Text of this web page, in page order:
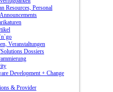
Resources, Personal
Veranstaltungen
Dossiers
Development + Change
& Provider